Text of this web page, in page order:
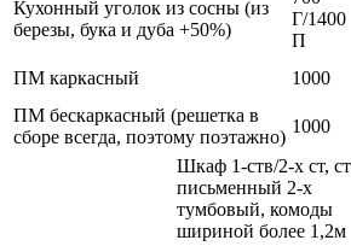
Кухонный уголок из сосны (из
березы, бука и дуба +50%)
Г/1400
П
ПМ каркасный 1000
ПМ бескаркасный (решетка в
сборе всегда, поэтому поэтажно)
1000
Шкаф 1-ств/2-х ст,
письменный 2-х
тумбовый, комоды
шириной более 1,2м